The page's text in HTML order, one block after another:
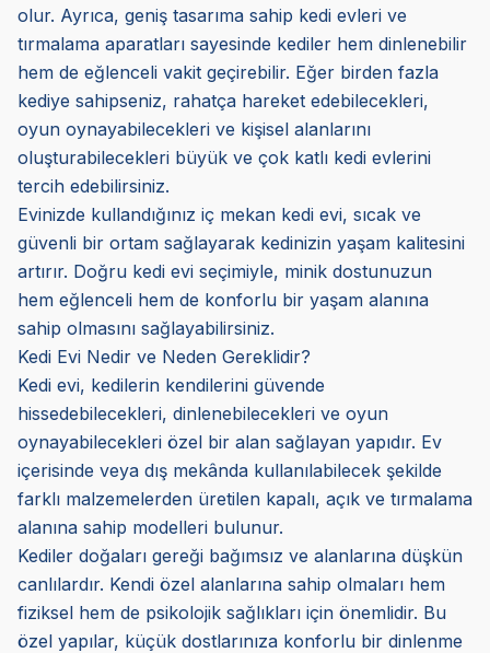
olur. Ayrıca, geniş tasarıma sahip kedi evleri ve
tırmalama aparatları sayesinde kediler hem dinlenebilir
hem de eğlenceli vakit geçirebilir. Eğer birden fazla
kediye sahipseniz, rahatça hareket edebilecekleri,
oyun oynayabilecekleri ve kişisel alanlarını
oluşturabilecekleri büyük ve çok katlı kedi evlerini
tercih edebilirsiniz.
Evinizde kullandığınız iç mekan kedi evi, sıcak ve
güvenli bir ortam sağlayarak kedinizin yaşam kalitesini
artırır. Doğru kedi evi seçimiyle, minik dostunuzun
hem eğlenceli hem de konforlu bir yaşam alanına
sahip olmasını sağlayabilirsiniz.
Kedi Evi Nedir ve Neden Gereklidir?
Kedi evi, kedilerin kendilerini güvende
hissedebilecekleri, dinlenebilecekleri ve oyun
oynayabilecekleri özel bir alan sağlayan yapıdır. Ev
içerisinde veya dış mekânda kullanılabilecek şekilde
farklı malzemelerden üretilen kapalı, açık ve tırmalama
alanına sahip modelleri bulunur.
Kediler doğaları gereği bağımsız ve alanlarına düşkün
canlılardır. Kendi özel alanlarına sahip olmaları hem
fiziksel hem de psikolojik sağlıkları için önemlidir. Bu
özel yapılar, küçük dostlarınıza konforlu bir dinlenme